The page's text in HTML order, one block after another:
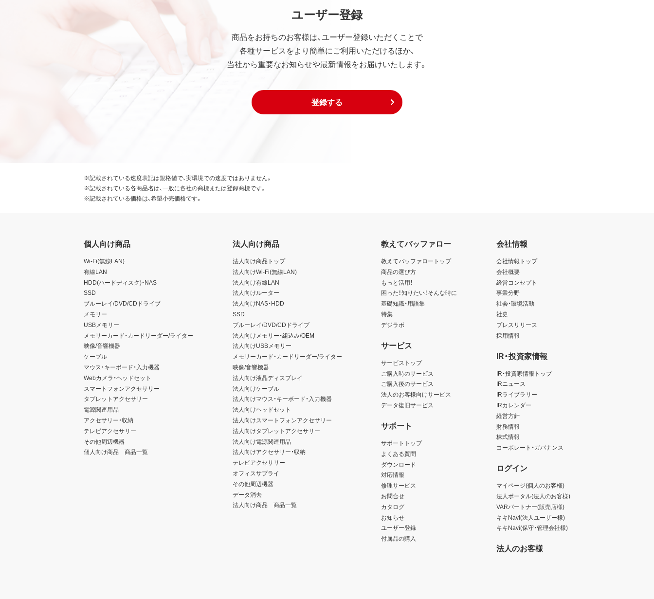
ユーザー登録
商品をお持ちのお客様は、ユーザー登録いただくことで
各種サービスをより簡単にご利用いただけるほか、
当社から重要なお知らせや最新情報をお届けいたします。
登録する
※記載されている速度表記は規格値で、実環境での速度ではありません。
※記載されている各商品名は、一般に各社の商標または登録商標です。
※記載されている価格は、希望小売価格です。
個人向け商品
Wi-Fi(無線LAN)
有線LAN
HDD(ハードディスク)・NAS
SSD
ブルーレイ/DVD/CDドライブ
メモリー
USBメモリー
メモリーカード・カードリーダー/ライター
映像/音響機器
ケーブル
マウス・キーボード・入力機器
Webカメラ・ヘッドセット
スマートフォンアクセサリー
タブレットアクセサリー
電源関連用品
アクセサリー・収納
テレビアクセサリー
その他周辺機器
個人向け商品 商品一覧
法人向け商品
法人向け商品トップ
法人向けWi-Fi(無線LAN)
法人向け有線LAN
法人向けルーター
法人向けNAS・HDD
SSD
ブルーレイ/DVD/CDドライブ
法人向けメモリー・組込み/OEM
法人向けUSBメモリー
メモリーカード・カードリーダー/ライター
映像/音響機器
法人向け液晶ディスプレイ
法人向けケーブル
法人向けマウス・キーボード・入力機器
法人向けヘッドセット
法人向けスマートフォンアクセサリー
法人向けタブレットアクセサリー
法人向け電源関連用品
法人向けアクセサリー・収納
テレビアクセサリー
オフィスサプライ
その他周辺機器
データ消去
法人向け商品 商品一覧
教えてバッファロー
教えてバッファロートップ
商品の選び方
もっと活用！
困った！知りたい！そんな時に
基礎知識・用語集
特集
デジラボ
サービス
サービストップ
ご購入時のサービス
ご購入後のサービス
法人のお客様向けサービス
データ復旧サービス
サポート
サポートトップ
よくある質問
ダウンロード
対応情報
修理サービス
お問合せ
カタログ
お知らせ
ユーザー登録
付属品の購入
会社情報
会社情報トップ
会社概要
経営コンセプト
事業分野
社会・環境活動
社史
プレスリリース
採用情報
IR・投資家情報
IR・投資家情報トップ
IRニュース
IRライブラリー
IRカレンダー
経営方針
財務情報
株式情報
コーポレート・ガバナンス
ログイン
マイページ(個人のお客様)
法人ポータル(法人のお客様)
VARパートナー(販売店様)
キキNavi(法人ユーザー様)
キキNavi(保守・管理会社様)
法人のお客様